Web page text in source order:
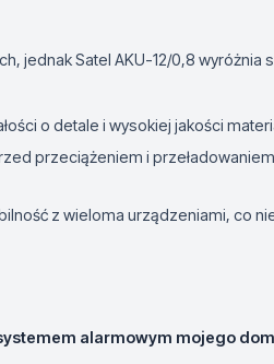
jednak Satel AKU-12/0,8 wyróżnia
o detale i wysokiej jakości
przeciążeniem i
z wieloma urządzeniami, co
alarmowym mojego